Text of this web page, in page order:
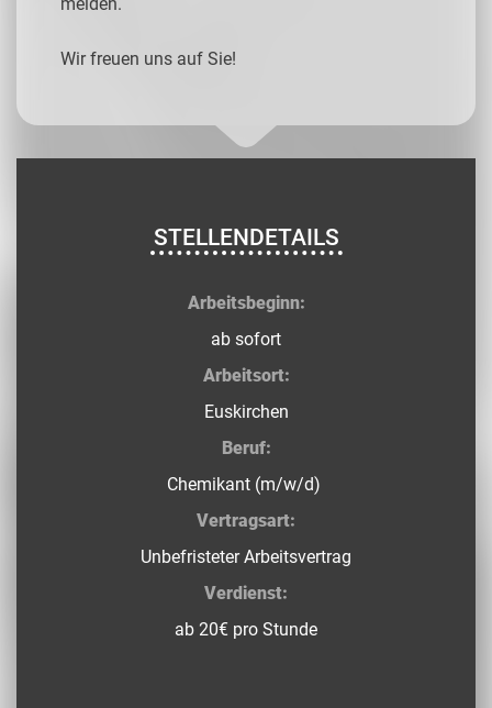
Wir freuen uns auf Sie!
STELLENDETAILS
Arbeitsbeginn:
ab sofort
Arbeitsort:
Euskirchen
Beruf:
Chemikant (m/w/d)
Vertragsart:
Unbefristeter Arbeitsvertrag
Verdienst:
ab 20€ pro Stunde